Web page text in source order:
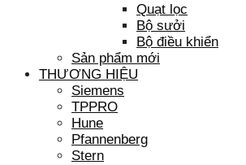
Quạt lọc
Bộ sưởi
Bộ điều khiển
Sản phẩm mới
THƯƠNG HIỆU
Siemens
TPPRO
Hune
Pfannenberg
Stern